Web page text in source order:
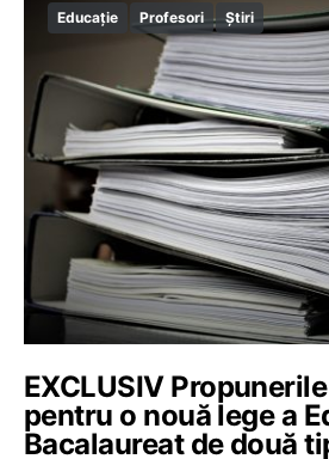
Educație Profesori Știri
EXCLUSIV
pentru o nouă lege a
Bacalaureat de două